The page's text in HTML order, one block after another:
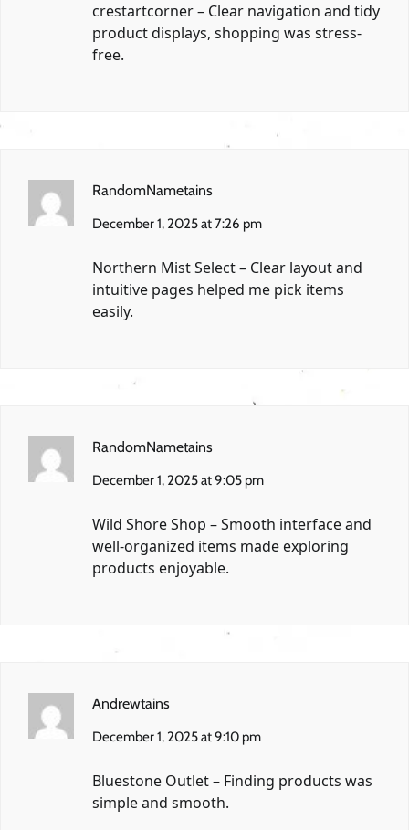
crestartcorner– Clear navigation and tidy
product displays, shopping was stress-
free.
RandomNametains
December 1, 2025 at 7:26 pm
Northern Mist Select– Clear layout and
intuitive pages helped me pick items
easily.
RandomNametains
December 1, 2025 at 9:05 pm
Wild Shore Shop – Smooth interface and
well-organized items made exploring
products enjoyable.
Andrewtains
December 1, 2025 at 9:10 pm
Bluestone Outlet– Finding products was
simple and smooth.